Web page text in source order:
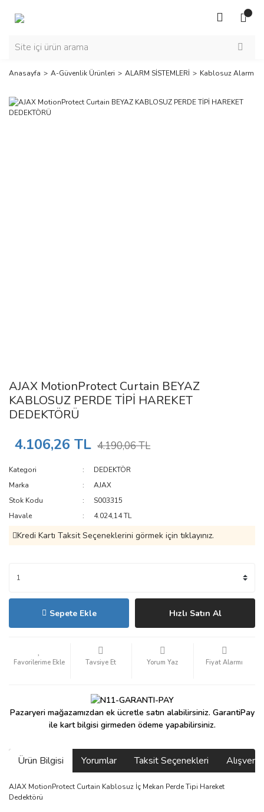
Anasayfa A-Güvenlik Ürünleri ALARM SİSTEMLERİ Kablosuz Alarm
AJAX MotionProtect Curtain BEYAZ
KABLOSUZ PERDE TİPİ HAREKET
DEDEKTÖRÜ
4.106,26 TL 4.190,06 TL
Kategori
DEDEKTÖR
Marka
AJAX
Stok Kodu
S003315
Havale
4.024,14 TL
Kredi Kartı Taksit Seçeneklerini görmek için tıklayınız.
Sepete Ekle Hızlı Satın Al
Tavsiye Et Yorum Yaz Fiyat Alarmı
Pazaryeri mağazamızdan ek ücretle satın alabilirsiniz. GarantiPay
ile kart bilgisi girmeden ödeme yapabilirsiniz.
Ürün Bilgisi Yorumlar Taksit Seçenekleri
AJAX MotionProtect Curtain Kablosuz İç Mekan Perde Tipi Hareket
Dedektörü